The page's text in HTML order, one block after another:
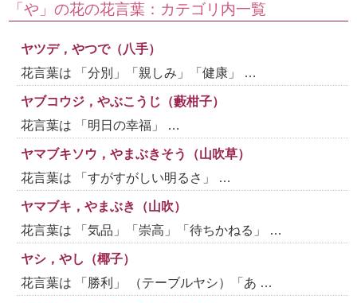
「や」の花の花言葉：カテゴリ内一覧
ヤツデ，やつで（八手）
花言葉は 「分別」「親しみ」「健康」 …
ヤブコウジ，やぶこうじ（藪柑子）
花言葉は 「明日の幸福」 …
ヤマブキソウ，やまぶきそう（山吹草）
花言葉は 「すがすがしい明るさ」 …
ヤマブキ，やまぶき（山吹）
花言葉は 「気品」「崇高」「待ちかねる」 …
ヤシ，やし（椰子）
花言葉は 「勝利」 （テーブルヤシ）「あ …